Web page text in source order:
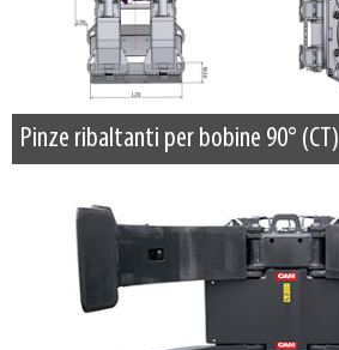
Pinze ribaltanti per bobine 90° (CT)